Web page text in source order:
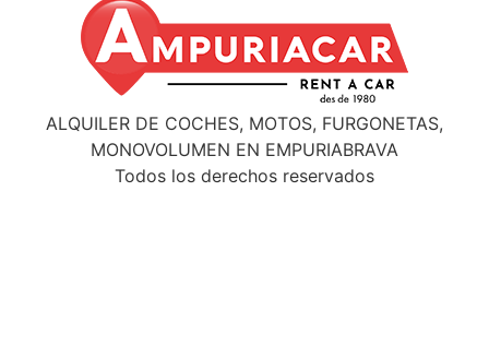
ALQUILER DE COCHES, MOTOS, FURGONETAS,
MONOVOLUMEN EN EMPURIABRAVA
Todos los derechos reservados